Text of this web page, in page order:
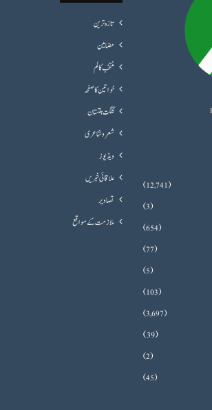
(12,741)
(3)
(654)
(77)
(5)
(103)
(3,697)
(39)
(2)
(45)
تازہ ترین
مضامین
منتخب کالم
خواتین کا صفحہ
گلگت بلتستان
شعروشاعری
ویڈیوز
علاقائی خبریں
تصاویر
ملازمت کے مواقع